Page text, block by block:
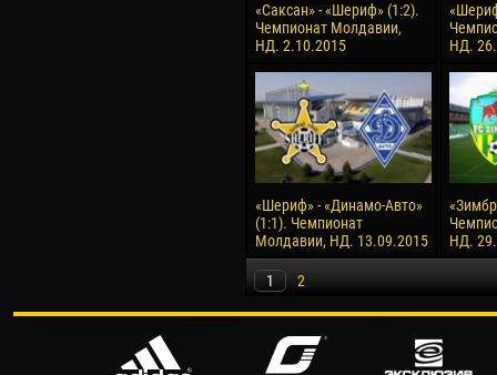
«Саксан» - «Шериф» (1:2).
Чемпионат Молдавии,
НД. 2.10.2015
НД.
«Шериф» - «Динамо-Авто»
(1:1). Чемпионат
Молдавии, НД. 13.09.2015
НД.
1 2